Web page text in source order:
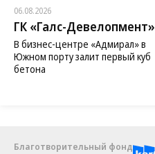
06.08.2026
ГК «Галс-Девелопмент»
В бизнес-центре «Адмирал» в
Южном порту залит первый куб
бетона
Благотворительный фонд